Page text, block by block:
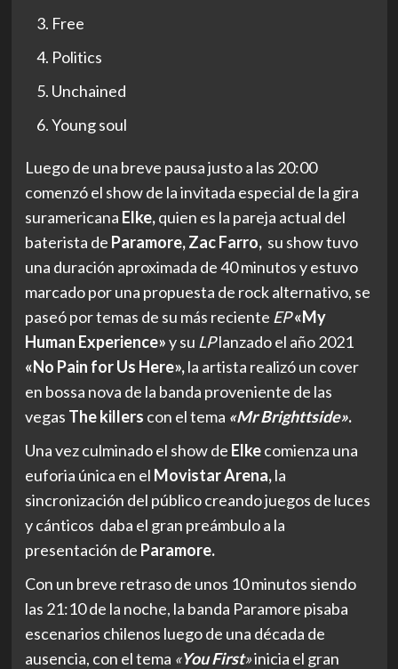
Free
Politics
Unchained
Young soul
Luego de una breve pausa justo a las 20:00
comenzó el show de la invitada especial de la gira
suramericana Elke,quien es la pareja actual del
baterista de Paramore, Zac Farro, su show tuvo
una duración aproximada de 40 minutos y estuvo
marcado por una propuesta de rock alternativo, se
paseó por temas de su más reciente EP «My
Human Experience»y su LPlanzado el año 2021
«No Pain for Us Here»,la artista realizó un cover
en bossa nova de la banda proveniente de las
vegas The killers con el tema «Mr Brighttside».
Una vez culminado el show de Elkecomienza una
euforia única en el Movistar Arena,la
sincronización del público creando juegos de luces
y cánticos daba el gran preámbulo a la
presentación de Paramore.
Con un breve retraso de unos 10 minutos siendo
las 21:10 de la noche, la banda Paramore pisaba
escenarios chilenos luego de una década de
ausencia, con el tema «You First»inicia el gran